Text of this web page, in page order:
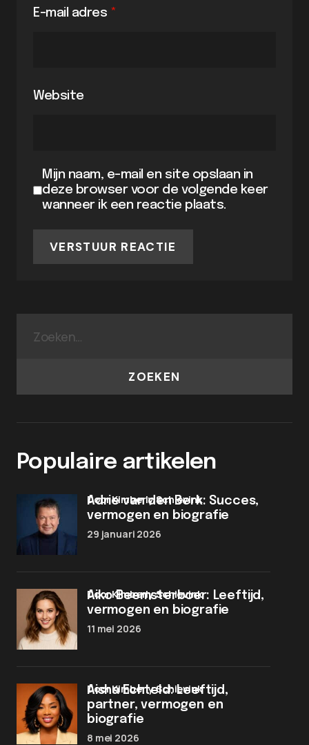
E-mail adres *
Website
Mijn naam, e-mail en site opslaan in
deze browser voor de volgende keer
wanneer ik een reactie plaats.
VERSTUUR REACTIE
ZOEKEN
Populaire artikelen
Adrie van den Berk: Succes,
vermogen en biografie
door Kimberly Schievink
29 januari 2026
Aiko Beemsterboer: Leeftijd,
vermogen en biografie
door Kimberly Schievink
11 mei 2026
Aisha Echteld: Leeftijd,
partner, vermogen en
biografie
door Kimberly Schievink
8 mei 2026